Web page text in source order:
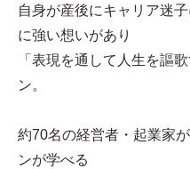
自身が産後にキャリア迷
に強い想いがあり
「表現を通して人生を謳
ン。
約70名の経営者・起業家
ンが学べる